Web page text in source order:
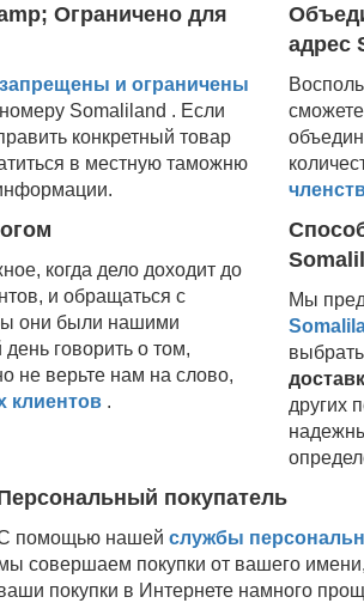
Ограничено для
и ограничены
Somaliland . Если
конкретный товар
в местную таможню
адрес
когда дело доходит до
и обращаться с
они были нашими
говорить о том,
не верьте нам на слово,
клиентов.
Мы
других
покупатель
помощью нашейслужбы
совершаем покупки от вашего
покупки в Интернете намного